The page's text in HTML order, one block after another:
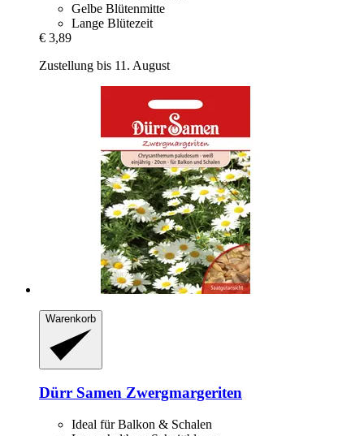
Gelbe Blütenmitte
Lange Blütezeit
€ 3,89
Zustellung bis 11. August
Warenkorb
Dürr Samen Zwergmargeriten
Ideal für Balkon & Schalen